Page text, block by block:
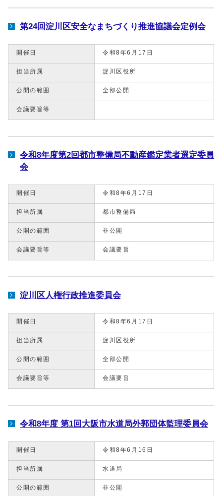
第24回淀川区安全なまちづくり推進協議会定例会
開催日 令和8年6月17日
担当所属 淀川区役所
公開の範囲 全部公開
会議要旨等
令和8年度第2回都市整備局不動産鑑定業者選定委員
会
開催日 令和8年6月17日
担当所属 都市整備局
公開の範囲 非公開
会議要旨等 会議要旨
淀川区人権行政推進委員会
開催日 令和8年6月17日
担当所属 淀川区役所
公開の範囲 全部公開
会議要旨等 会議要旨
令和8年度 第1回大阪市水道局外郭団体監理委員会
開催日 令和8年6月16日
担当所属 水道局
公開の範囲 非公開